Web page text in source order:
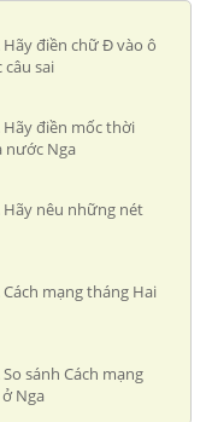
Hãy điền chữ Đ vào ô
sai
Hãy điền mốc thời
nước Nga
Hãy nêu những nét
mạng tháng Hai
sánh Cách mạng
Nga